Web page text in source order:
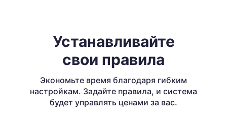
Устанавливайте
свои правила
Экономьте время благодаря гибким
настройкам. Задайте правила, и система
будет управлять ценами за вас.